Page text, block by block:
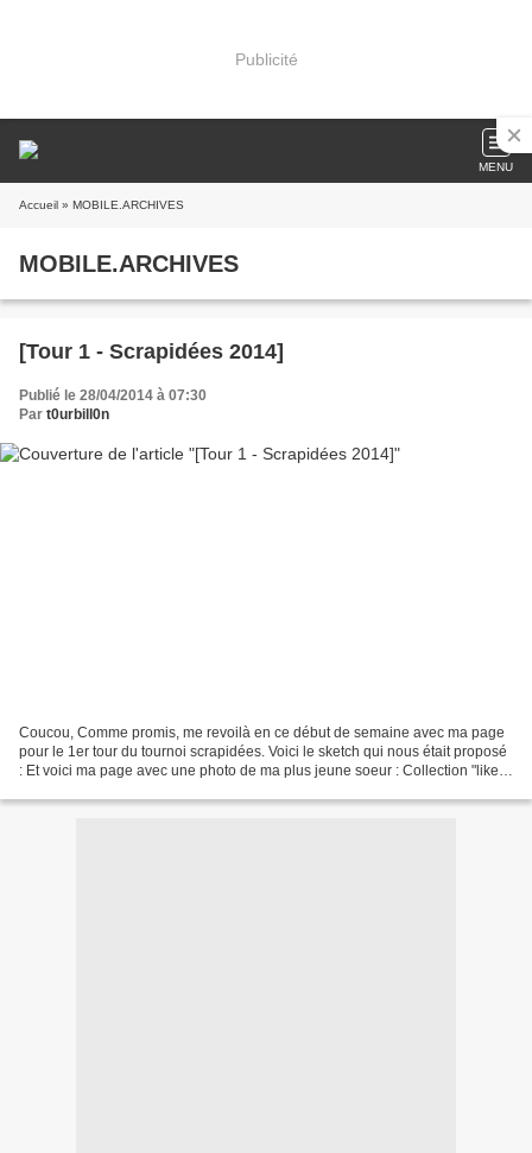
Publicité
MENU
Accueil » MOBILE.ARCHIVES
MOBILE.ARCHIVES
[Tour 1 - Scrapidées 2014]
Publié le 28/04/2014 à 07:30
Par t0urbill0n
Coucou, Comme promis, me revoilà en ce début de semaine avec ma page
pour le 1er tour du tournoi scrapidées. Voici le sketch qui nous était proposé
: Et voici ma page avec une photo de ma plus jeune soeur : Collection "like a